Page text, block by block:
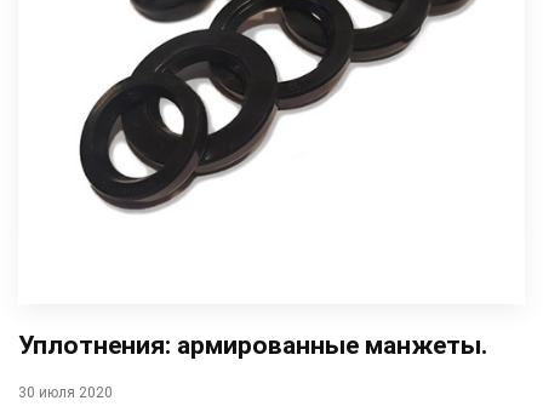
Уплотнения: армированные манжеты.
30 июля 2020